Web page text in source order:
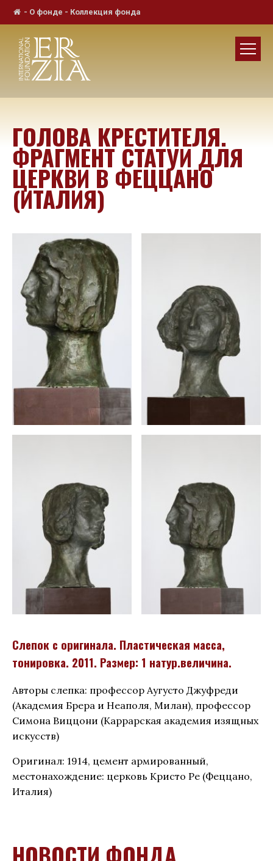
- О фонде - Коллекция фонда
ГОЛОВА КРЕСТИТЕЛЯ.
ФРАГМЕНТ СТАТУИ ДЛЯ
ЦЕРКВИ В ФЕЦЦАНО
(ИТАЛИЯ)
Слепок с оригинала. Пластическая масса,
тонировка. 2011. Размер: 1 натур.величина.
Авторы слепка: профессор Аугусто Джуфреди
(Академия Брера и Неаполя, Милан), профессор
Симона Виццони (Каррарская академия изящных
искусств)
Оригинал: 1914, цемент армированный,
местонахождение: церковь Кристо Ре (Феццано,
Италия)
НОВОСТИ ФОНДА